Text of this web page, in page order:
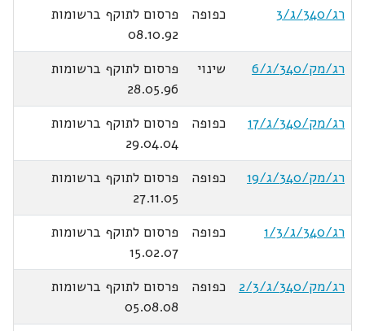
רג/340/ג/3
כפופה
פרסום לתוקף ברשומות
08.10.92
רג/מק/340/ג/6
שינוי
פרסום לתוקף ברשומות
28.05.96
רג/מק/340/ג/17
כפופה
פרסום לתוקף ברשומות
29.04.04
רג/מק/340/ג/19
כפופה
פרסום לתוקף ברשומות
27.11.05
רג/340/ג/1/3
כפופה
פרסום לתוקף ברשומות
15.02.07
רג/מק/340/ג/2/3
כפופה
פרסום לתוקף ברשומות
05.08.08